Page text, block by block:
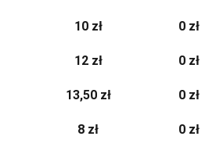
10 zł 0 zł
12 zł 0 zł
13,50 zł 0 zł
8 zł 0 zł